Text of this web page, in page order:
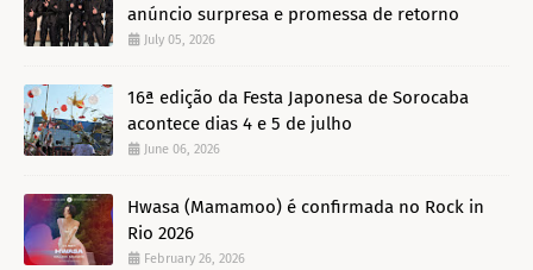
anúncio surpresa e promessa de retorno
July 05, 2026
16ª edição da Festa Japonesa de Sorocaba
acontece dias 4 e 5 de julho
June 06, 2026
Hwasa (Mamamoo) é confirmada no Rock in
Rio 2026
February 26, 2026